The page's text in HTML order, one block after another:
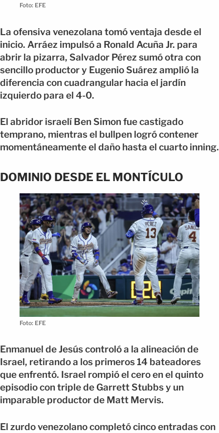
Foto: EFE
La ofensiva venezolana tomó ventaja desde el
inicio. Arráez impulsó a Ronald Acuña Jr. para
abrir la pizarra, Salvador Pérez sumó otra con
sencillo productor y Eugenio Suárez amplió la
diferencia con cuadrangular hacia el jardín
izquierdo para el 4-0.
El abridor israelí Ben Simon fue castigado
temprano, mientras el bullpen logró contener
momentáneamente el daño hasta el cuarto inning.
DOMINIO DESDE EL MONTÍCULO
Foto: EFE
Enmanuel de Jesús controló a la alineación de
Israel, retirando a los primeros 14 bateadores
que enfrentó. Israel rompió el cero en el quinto
episodio con triple de Garrett Stubbs y un
imparable productor de Matt Mervis.
El zurdo venezolano completó cinco entradas con